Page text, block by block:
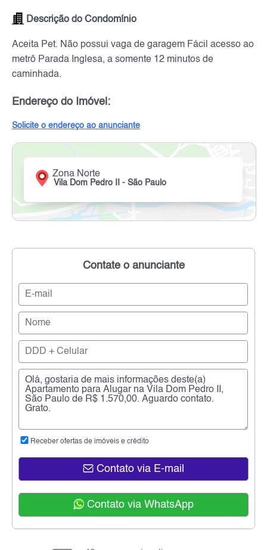
Descrição do Condomínio
Aceita Pet. Não possui vaga de garagem Fácil acesso ao
metrô Parada Inglesa, a somente 12 minutos de
caminhada.
Endereço do Imóvel:
Solicite o endereço ao anunciante
Zona Norte
Vila Dom Pedro II - São Paulo
Contate o anunciante
Receber ofertas de imóveis e crédito
Contato via E-mail
Contato via WhatsApp